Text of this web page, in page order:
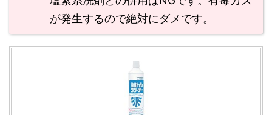
が発生するので絶対にダメです。